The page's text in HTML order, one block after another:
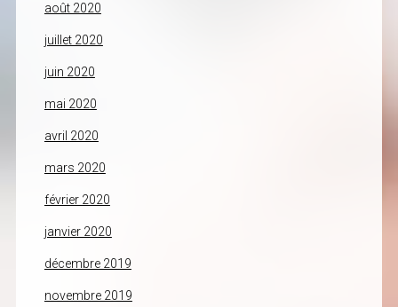
août 2020
juillet 2020
juin 2020
mai 2020
avril 2020
mars 2020
février 2020
janvier 2020
décembre 2019
novembre 2019